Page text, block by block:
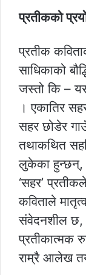
प्रतीकको
प्रतीक
साधिकाको
जस्तो कि –
। एकातिर
सहर छोडेर
तथाकथित
लुकेका हुन्छन्,
‘सहर’
कविताले
संवेदनशील
प्रतीकात्मक
राम्रै आलेख